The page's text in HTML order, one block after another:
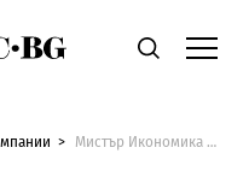
Economic.bgТърсене
Мистър Икономика 1993